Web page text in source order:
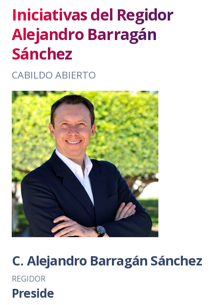
Iniciativas del Regidor
Alejandro Barragán
Sánchez
CABILDO ABIERTO
C. Alejandro Barragán Sánchez
REGIDOR
Preside